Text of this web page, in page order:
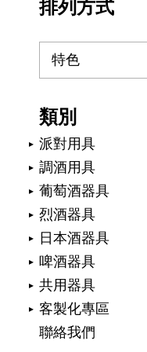
排列方式
類別
派對用具
調酒用具
葡萄酒器具
烈酒器具
日本酒器具
啤酒器具
共用器具
客製化專區
聯絡我們